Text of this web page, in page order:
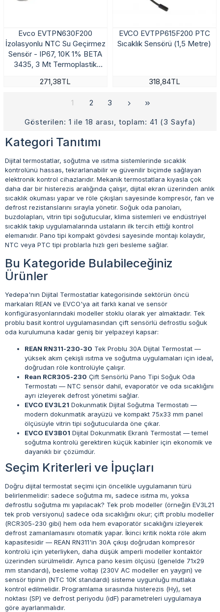
Kategori Tanıtımı
Dijital termostatlar, soğutma ve ısıtma sistemlerinde sıcaklık
kontrolünü hassas, tekrarlanabilir ve güvenilir biçimde sağlayan
elektronik kontrol cihazlarıdır. Mekanik termostatlara kıyasla çok
daha dar bir histerezis aralığında çalışır, dijital ekran üzerinden anlık
sıcaklık okuması yapar ve röle çıkışları sayesinde kompresör, fan ve
defrost rezistanslarını sırayla yönetir. Soğuk oda panoları,
buzdolapları, vitrin tipi soğutucular, klima sistemleri ve endüstriyel
sıcaklık takip uygulamalarında ustaların ilk tercih ettiği kontrol
elemanıdır. Pano tipi kompakt gövdesi sayesinde montajı kolaydır,
NTC veya PTC tipi problarla hızlı geri besleme sağlar.
Bu Kategoride Bulabileceğiniz
Ürünler
Yedepa'nın Dijital Termostatlar kategorisinde sektörün öncü
markaları REAN ve EVCO'ya ait farklı kanal ve sensör
konfigürasyonlarındaki modeller stoklu olarak yer almaktadır. Tek
problu basit kontrol uygulamasından çift sensörlü defrostlu soğuk
oda kurulumuna kadar geniş bir yelpazeyi kapsar:
REAN RN311-230-30 Tek Problu 30A Dijital Termostat —
yüksek akım çekişli ısıtma ve soğutma uygulamaları için ideal,
doğrudan röle kontrolüyle çalışır.
Rean RCR305-230 Çift Sensörlü Pano Tipi Soğuk Oda
Termostatı — NTC sensör dahil, evaporatör ve oda sıcaklığını
ayrı izleyerek defrost yönetimi sağlar.
EVCO EV3L21 Dokunmatik Dijital Soğutma Termostatı —
modern dokunmatik arayüzü ve kompakt 75x33 mm panel
ölçüsüyle vitrin tipi soğutucularda öne çıkar.
EVCO EV3B01 Dijital Dokunmatik Ekranlı Termostat — temel
soğutma kontrolü gerektiren küçük kabinler için ekonomik ve
dayanıklı bir çözümdür.
Seçim Kriterleri ve İpuçları
Doğru dijital termostat seçimi için öncelikle uygulamanın türü
belirlenmelidir: sadece soğutma mı, sadece ısıtma mı, yoksa
defrostlu soğutma mı yapılacak? Tek prob modeller (örneğin EV3L21
tek prob versiyonu) sadece oda sıcaklığını okur; çift problu modeller
(RCR305-230 gibi) hem oda hem evaporatör sıcaklığını izleyerek
defrost zamanlamasını otomatik yapar. İkinci kritik nokta röle akım
kapasitesidir — REAN RN311'in 30A çıkışı doğrudan kompresör
kontrolü için yeterliyken, daha düşük amperli modeller kontaktör
üzerinden sürülmelidir. Ayrıca pano kesim ölçüsü (genelde 71x29
mm standardı), besleme voltajı (230V AC modeller en yaygın) ve
sensör tipinin (NTC 10K standardı) sisteme uygunluğu mutlaka
kontrol edilmelidir. Programlama sırasında histerezis (Hy), set
noktası (SP) ve defrost periyodu (idF) parametreleri uygulamaya
göre ayarlanmalıdır.
Evco EVTPN630F200
İzolasyonlu NTC Su Geçirmez
Sensör - IP67, 10K 1% BETA
3435, 3 Mt Termoplastik
271,38TL
EVCO EVTPP615F200 PTC
Sıcaklık Sensörü (1,5 Metre)
318,84TL
1 2 3
Gösterilen: 1 ile 18 arası, toplam: 41 (3 Sayfa)